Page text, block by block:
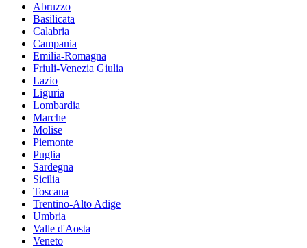
Abruzzo
Basilicata
Calabria
Campania
Emilia-Romagna
Friuli-Venezia Giulia
Lazio
Liguria
Lombardia
Marche
Molise
Piemonte
Puglia
Sardegna
Sicilia
Toscana
Trentino-Alto Adige
Umbria
Valle d'Aosta
Veneto